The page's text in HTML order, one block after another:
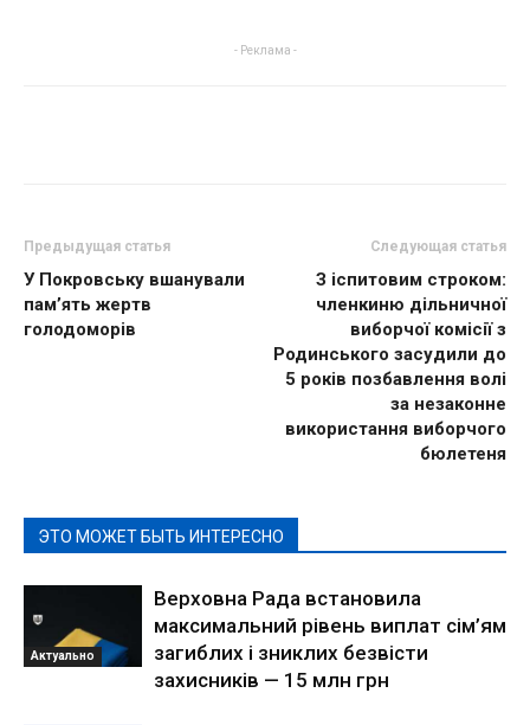
- Реклама -
Предыдущая статья
У Покровську вшанували
пам’ять жертв
голодоморів
Следующая статья
З іспитовим строком:
членкиню дільничної
виборчої комісії з
Родинського засудили до
5 років позбавлення волі
за незаконне
використання виборчого
бюлетеня
ЭТО МОЖЕТ БЫТЬ ИНТЕРЕСНО
Актуально
Верховна Рада встановила
максимальний рівень виплат сім’ям
загиблих і зниклих безвісти
захисників — 15 млн грн